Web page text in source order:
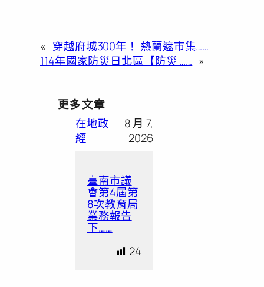
« 穿越府城300年！ 熱蘭遮市集……
114年國家防災日北區【防災 …… »
更多文章
在地政
經
8 月 7,
2026
臺南市議
會第4屆第
8次教育局
業務報告
下……
24